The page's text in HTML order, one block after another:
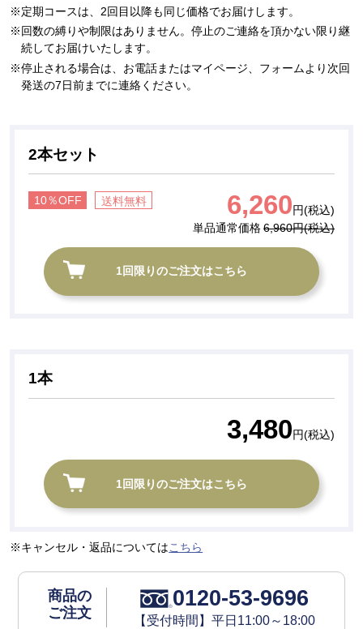
定期コースは、2回目以降も同じ価格でお届けします。
回数の縛りや制限はありません。停止のご連絡を頂かない限り継
続してお届けいたします。
停止される場合は、お電話またはマイページ、フォームより次回
発送の7日前までに連絡ください。
2本セット
10％OFF 送料無料 6,260円(税込)
単品通常価格 6,960円(税込)
1回限りのご注文はこちら
1本
3,480円(税込)
1回限りのご注文はこちら
キャンセル・返品についてはこちら
商品の
ご注文
0120-53-9696
【受付時間】平日11:00～18:00